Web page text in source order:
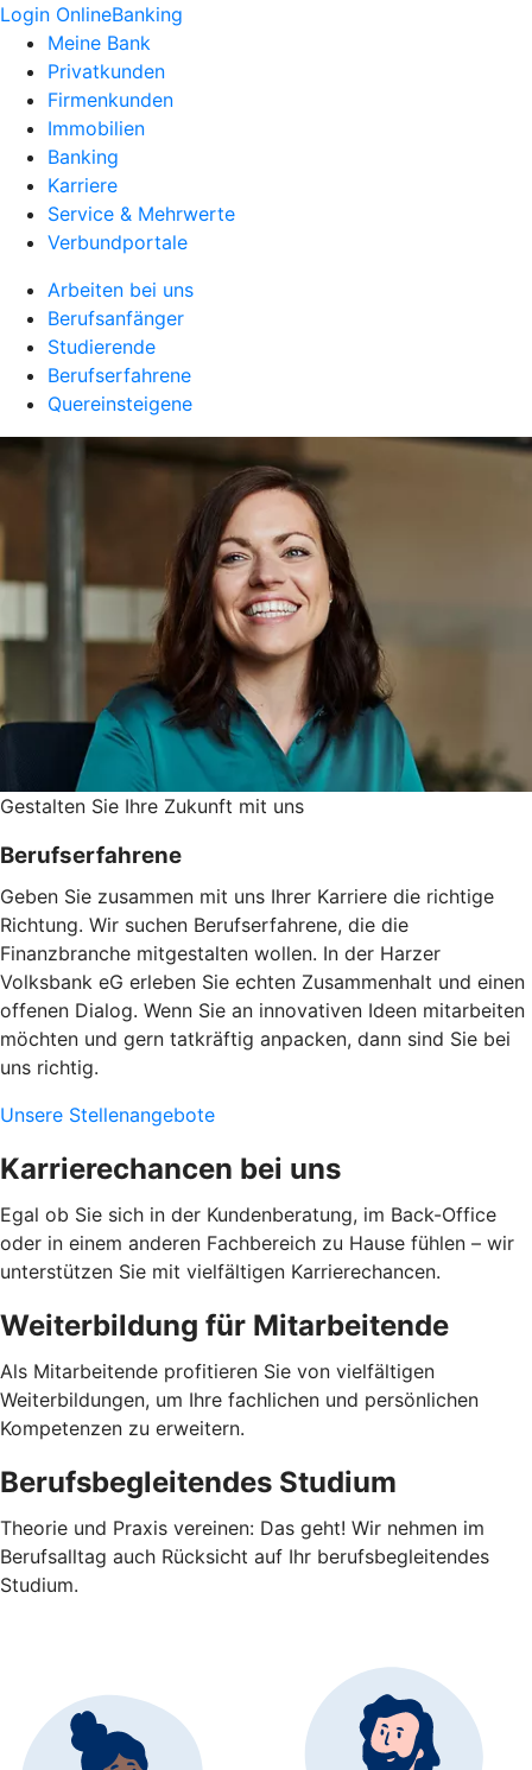
Login OnlineBanking
Meine Bank
Privatkunden
Firmenkunden
Immobilien
Banking
Karriere
Service & Mehrwerte
Verbundportale
Arbeiten bei uns
Berufsanfänger
Studierende
Berufserfahrene
Quereinsteigene
Gestalten Sie ­Ihre Zukunft mit uns
Berufserfahrene
Geben Sie zusammen mit uns Ihrer Karriere die richtige
Richtung. Wir suchen Berufserfahrene, die die
Finanzbranche mitgestalten wollen. In der Harzer
Volksbank eG erleben Sie echten Zusammenhalt und einen
offenen Dialog. Wenn Sie an innovativen Ideen mitarbeiten
möchten und gern tatkräftig anpacken, dann sind Sie bei
uns richtig.
Unsere Stellenangebote
Karrierechancen bei uns
Egal ob Sie sich in der Kundenberatung, im Back-Office
oder in einem anderen Fachbereich zu Hause fühlen – wir
unterstützen Sie mit vielfältigen Karrierechancen.
Weiterbildung für Mitarbeitende
Als Mitarbeitende profitieren Sie von vielfältigen
Weiterbildungen, um Ihre fachlichen und persönlichen
Kompetenzen zu erweitern.
Berufsbegleitendes Studium
Theorie und Praxis vereinen: Das geht! Wir nehmen im
Berufsalltag auch Rücksicht auf Ihr berufsbegleitendes
Studium.